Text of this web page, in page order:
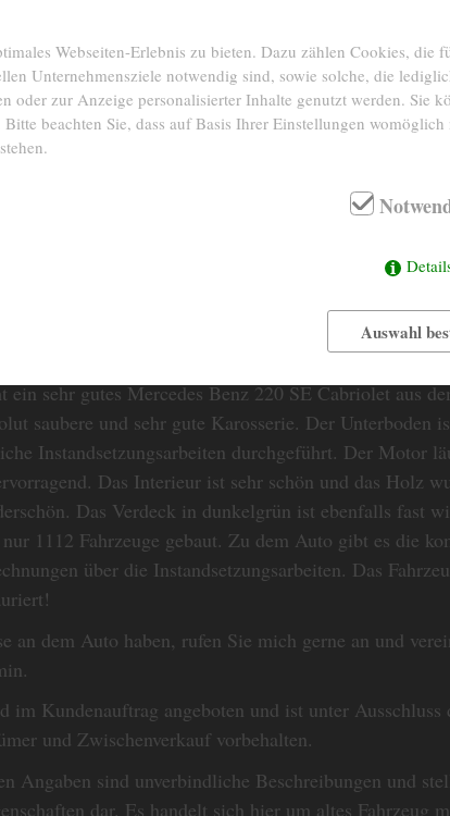
1960
FARBE
ein sehr gutes Mercedes Benz 220 SE Cabriolet aus
saubere und sehr gute Karosserie. Der Unterboden
Instandsetzungsarbeiten durchgeführt. Der Motor
Das Interieur ist sehr schön und das Holz
Das Verdeck in dunkelgrün ist ebenfalls fast
1112 Fahrzeuge gebaut. Zu dem Auto gibt es die
über die Instandsetzungsarbeiten. Das
an dem Auto haben, rufen Sie mich gerne an und
im Kundenauftrag angeboten und ist unter Ausschluss
und Zwischenverkauf vorbehalten.
Angaben sind unverbindliche Beschreibungen und
dar. Es handelt sich hier um altes Fahrzeug
Webseiten-Erlebnis zu bieten. Dazu zählen Cookies, die
Unternehmensziele notwendig sind, sowie solche, die
oder zur Anzeige personalisierter Inhalte genutzt werden. Sie
beachten Sie, dass auf Basis Ihrer Einstellungen
Auswahl